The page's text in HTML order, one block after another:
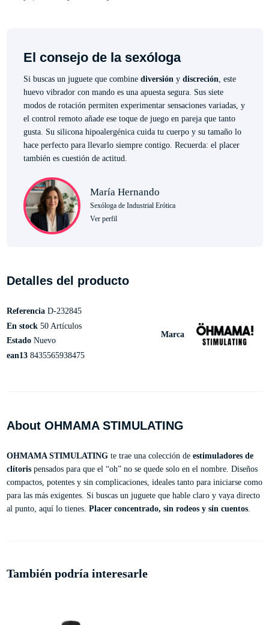
El consejo de la sexóloga
Si buscas un juguete que combine diversión y discreción , este
huevo vibrador con mando es una apuesta segura. Sus siete
modos de rotación permiten experimentar sensaciones variadas, y
el control remoto añade ese toque de juego en pareja que tanto
gusta. Su silicona hipoalergénica cuida tu cuerpo y su tamaño lo
hace perfecto para llevarlo siempre contigo. Recuerda: el placer
también es cuestión de actitud.
María Hernando
Sexóloga de Industrial Erótica
Ver perfil
Detalles del producto
Marca
Referencia D-232845
En stock 50 Artículos
Estado Nuevo
ean13 8435565938475
About OHMAMA STIMULATING
OHMAMA STIMULATINGte trae una colección de estimuladores de
clítorispensados para que el “oh” no se quede solo en el nombre. Diseños
compactos, potentes y sin complicaciones, ideales tanto para iniciarse como
para las más exigentes. Si buscas un juguete que hable claro y vaya directo
al punto, aquí lo tienes. Placer concentrado, sin rodeos y sin cuentos.
También podría interesarle